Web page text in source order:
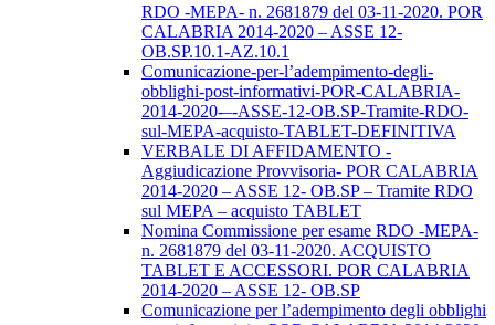
RDO -MEPA- n. 2681879 del 03-11-2020. POR
CALABRIA 2014-2020 – ASSE 12-
OB.SP.10.1-AZ.10.1
Comunicazione-per-l’adempimento-degli-
obblighi-post-informativi-POR-CALABRIA-
2014-2020-–-ASSE-12-OB.SP-Tramite-RDO-
sul-MEPA-acquisto-TABLET-DEFINITIVA
VERBALE DI AFFIDAMENTO -
Aggiudicazione Provvisoria- POR CALABRIA
2014-2020 – ASSE 12- OB.SP – Tramite RDO
sul MEPA – acquisto TABLET
Nomina Commissione per esame RDO -MEPA-
n. 2681879 del 03-11-2020. ACQUISTO
TABLET E ACCESSORI. POR CALABRIA
2014-2020 – ASSE 12- OB.SP
Comunicazione per l’adempimento degli obblighi